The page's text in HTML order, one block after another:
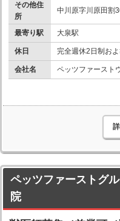
その他住
所
中川原字川原田割
最寄り駅 大泉駅
休日 完全週休2日制お
会社名 ペッツファースト
ペッツファーストグ
院